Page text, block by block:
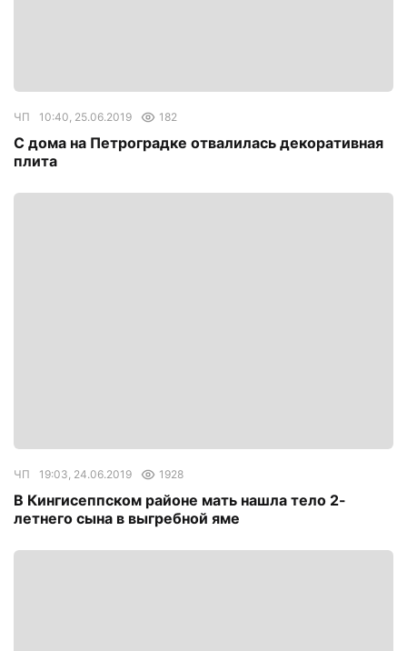
ЧП 10:40, 25.06.2019 182
С дома на Петроградке отвалилась декоративная
плита
ЧП 19:03, 24.06.2019 1928
В Кингисеппском районе мать нашла тело 2-
летнего сына в выгребной яме